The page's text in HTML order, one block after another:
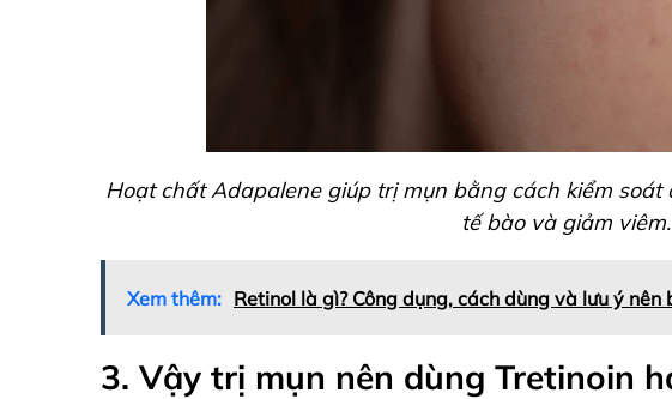
Hoạt chất Adapalene giúp trị mụn bằng cách kiểm
tế bào và giảm viêm.
Xem thêm: Retinol là gì? Công dụng, cách dùng và lưu ý nên
3. Vậy trị mụn nên dùng Tretinoin